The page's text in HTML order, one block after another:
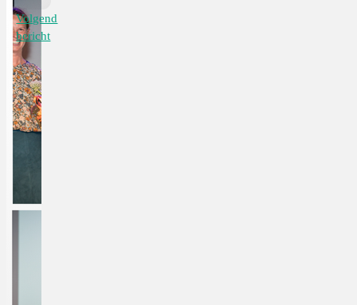
Volgend
bericht